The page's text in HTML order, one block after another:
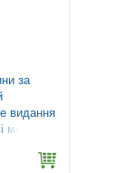
за
е видання
мови)